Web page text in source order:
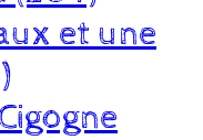
et une